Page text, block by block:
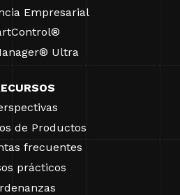
Empresarial
Ultra
de Productos
frecuentes
prácticos